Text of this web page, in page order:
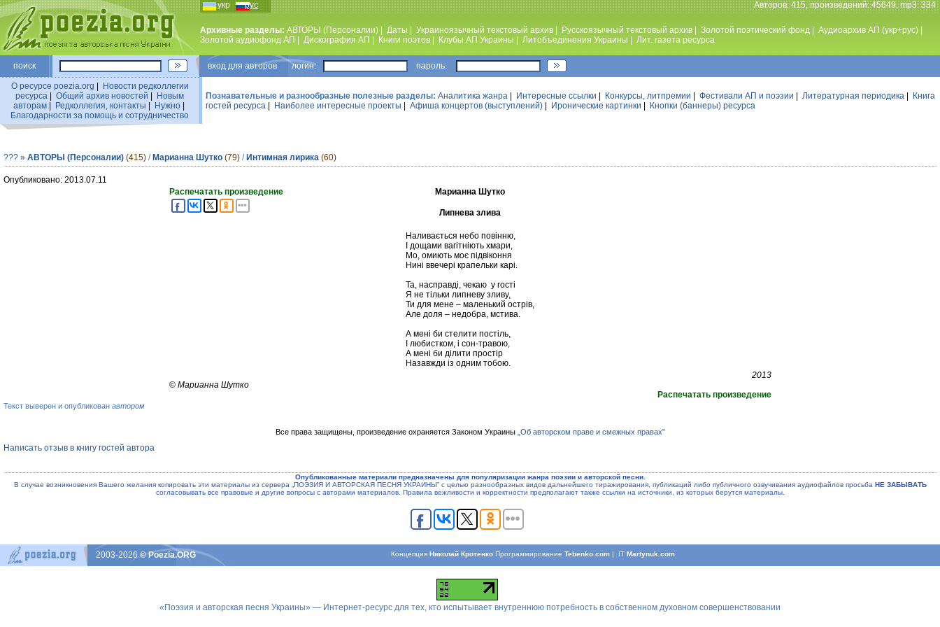
укр рус Авторов: 415, произведений: 45649, mp3: 334
Архивные разделы: АВТОРЫ (Персоналии) Даты Украиноязычный текстовый архив Русскоязычный текстовый архив Золотой поэтический фонд Аудиоархив АП (укр+рус)
Золотой аудиофонд АП
Дискография АП Книги поэтов Клубы АП Украины Литобъединения Украины Лит. газета ресурса
поиск вход для авторов логин: пароль:
О ресурсе poezia.org
Новости редколлегии
ресурса
Общий архив новостей
Новым
авторам| Редколлегия, контакты Нужно|
Благодарности за помощь и сотрудничество
Познавательные и разнообразные полезные разделы: Аналитика жанра Интересные ссылки Конкурсы, литпремии Фестивали АП и поэзии Литературная периодика
Книга
гостей ресурса
Наиболее интересные проекты Афиша концертов (выступлений) Иронические картинки Кнопки (баннеры) ресурса
??? » АВТОРЫ (Персоналии) (415) / Марианна Шутко (79) / Интимная лирика (60)
Опубликовано: 2013.07.11
Распечатать произведение
Марианна Шутко
Липнева злива
Наливається небо повінню,
І дощами вагітніють хмари,
Мо, омиють моє підвіконня
Нині ввечері крапельки карі.
Та, насправді, чекаю у гості
Я не тільки липневу зливу,
Ти для мене – маленький острів,
Але доля – недобра, мстива.
А мені би стелити постіль,
І любистком, і сон-травою,
А мені би ділити простір
Назавжди із одним тобою.
2013
© Марианна Шутко
Распечатать произведение
Текст выверен и опубликован автором
Все права защищены, произведение охраняется Законом Украины „Об авторском праве и смежных правах”
Написать отзыв в книгу гостей автора
Опубликованные материали предназначены для популяризации жанра поэзии и авторской песни.
В случае возникновения Вашего желания копировать эти материалы из сервера „ПОЭЗИЯ И АВТОРСКАЯ ПЕСНЯ УКРАИНЫ” с целью разнообразных видов дальнейшего тиражирования, публикаций либо публичного озвучивания аудиофайлов просьба НЕ ЗАБЫВАТЬ
согласовывать все правовые и другие вопросы с авторами материалов. Правила вежливости и корректности предполагают также ссылки на источники, из которых берутся материалы.
КонцепцияНиколай Кротенко ПрограммированиеTebenko.com | ITMartynuk.com
2003-2026© Poezia.ORG
«Поэзия и авторская песня Украины» — Интернет-ресурс для тех, кто испытывает внутреннюю потребность в собственном духовном совершенствовании